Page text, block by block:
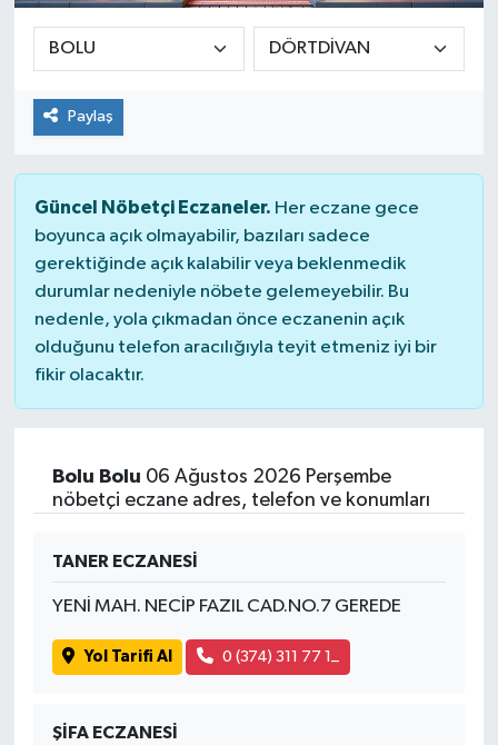
Paylaş
Güncel Nöbetçi Eczaneler. Her eczane gece
boyunca açık olmayabilir, bazıları sadece
gerektiğinde açık kalabilir veya beklenmedik
durumlar nedeniyle nöbete gelemeyebilir. Bu
nedenle, yola çıkmadan önce eczanenin açık
olduğunu telefon aracılığıyla teyit etmeniz iyi bir
fikir olacaktır.
Bolu Bolu 06 Ağustos 2026 Perşembe
nöbetçi eczane adres, telefon ve konumları
TANER ECZANESİ
YENİ MAH. NECİP FAZIL CAD.NO.7 GEREDE
Yol Tarifi Al 0 (374) 311 77 1_
ŞİFA ECZANESİ
Sağlık
Siyaset
Teknoloji
Türkiye